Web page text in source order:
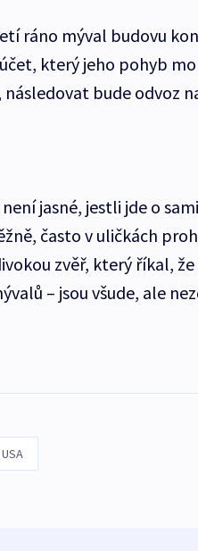
ráno mýval budovu
který jeho pohyb
bude odvoz
jasné, jestli jde o
často v uličkách
zvěř, který říkal,
– jsou všude, ale
USA